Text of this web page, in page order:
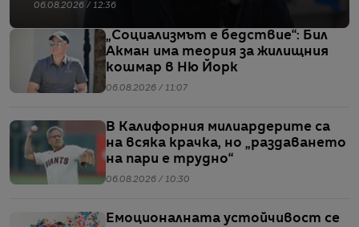
06.08.2026 / 12:36
„Социализмът е бедствие“: Бил
Акман има теория за жилищния
кошмар в Ню Йорк
06.08.2026 / 11:07
В Калифорния милиардерите са
на всяка крачка, но „раздаването
на пари е трудно“
06.08.2026 / 10:30
Емоционалната устойчивост се